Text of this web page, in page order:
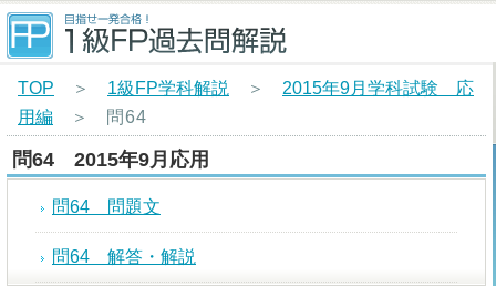
TOP ＞ 1級FP学科解説 ＞ 2015年9月学科試験 応
用編 ＞ 問64
問64 2015年9月応用
問64 問題文
問64 解答・解説